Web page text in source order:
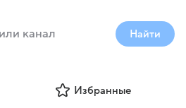
Найти
Избранные